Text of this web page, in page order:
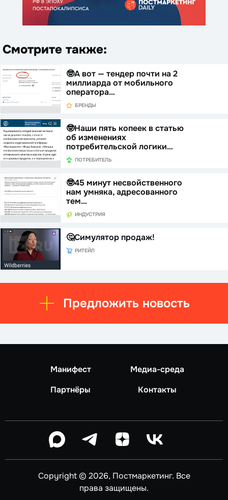
Смотрите также:
🤓А вот — тендер почти на 2
миллиарда от мобильного
оператора…
БРЕНДЫ
🤓Наши пять копеек в статью
об изменениях
потребительской логики…
ПОТРЕБИТЕЛЬ
🤓45 минут несвойственного
нам умняка, адресованного
тем…
ИНДУСТРИЯ
🤔Симулятор продаж!
РИТЕЙЛ
Предложить новость
Манифест
Медиа-среда
Партнёры
Контакты
Copyright © 2026, Постмаркетинг. Все
права защищены.